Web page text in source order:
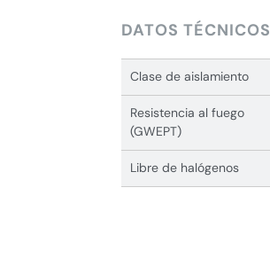
DATOS TÉCNICOS
Clase de aislamiento
Resistencia al fuego
(GWEPT)
Libre de halógenos